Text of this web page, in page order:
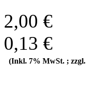
2,00 €
0,13 €
(Inkl. 7% MwSt. ; zzgl.